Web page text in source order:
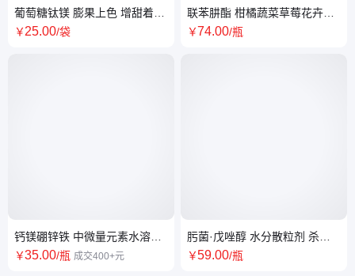
葡萄糖钛镁 膨果上色 增甜着色
提质增产 绿色安全
￥25.00/袋
钙镁硼锌铁 中微量元素水溶肥
瓜果蔬菜用叶面肥
￥35.00/瓶 成交400+元
联苯肼酯 柑橘蔬菜草莓花卉红
蜘蛛杀螨杀虫剂
￥74.00/瓶
肟菌·戊唑醇 水分散粒剂 杀菌
剂 黄瓜白粉病 适用范围广
￥59.00/瓶